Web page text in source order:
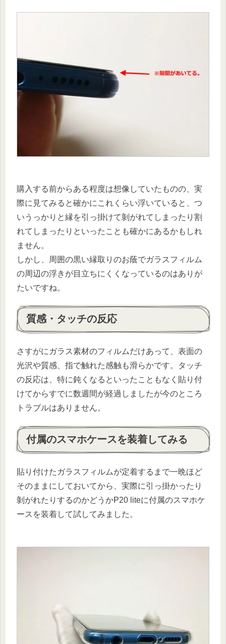
購入する前からある程度は想像していたものの、実
際に見てみると確かにこれくらい浮いていると、つ
いうっかりと縁を引っ掛けて剝がれてしまったり割
れてしまったりといったことも確かにあるかもしれ
ません。
しかし、周囲の黒い縁取りのお蔭でガラスフィルム
の周辺の浮きが目立ちにくくなっているのはありが
たいですね。
質感・タッチの反応
さすがにガラス素材のフィルムだけあって、表面の
光沢や質感、指で触れた感触も滑らかです。タッチ
の反応は、特に鈍くなるといったこともなく貼り付
けてからすでに数週間が経過しましたが今のところ
トラブルはありません。
付属のスマホケースを装着してみる
貼り付けたガラスフィルムが定着するまで一晩ほど
そのままにしておいてから、実際に引っ掛かったり
剝がれたりするのかどうかP20 liteに付属のスマホケ
ースを装着して試してみました。